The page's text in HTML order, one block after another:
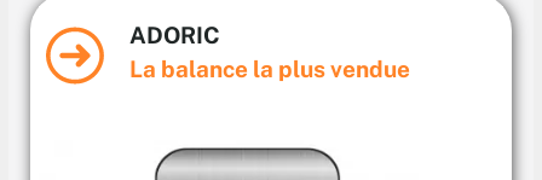
ADORIC
La balance la plus vendue